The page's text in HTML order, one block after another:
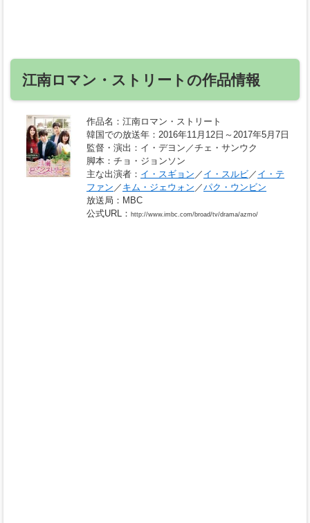
江南ロマン・ストリートの作品情報
作品名 ：江南ロマン・ストリート
韓国での放送年 ：2016年11月12日～2017年5月7日
監督・演出 ：イ・デヨン／チェ・サンウク
脚本 ：チョ・ジョンソン
主な出演者 ： イ・スギョン ／ イ・スルビ／ イ・テ
ファン ／ キム・ジェウォン ／パク・ウンビン
放送局 ：MBC
公式URL ： http://www.imbc.com/broad/tv/drama/azmo/